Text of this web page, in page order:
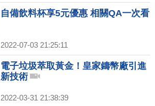
自備飲料杯享5元優惠 相關QA一次看
2022-07-03 21:25:11
電子垃圾萃取黃金！皇家鑄幣廠引進
新技術
2022-03-31 21:38:39